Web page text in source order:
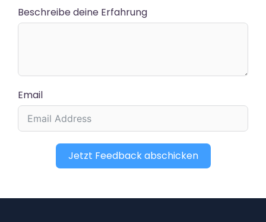
Beschreibe deine Erfahrung
Email
Jetzt Feedback abschicken